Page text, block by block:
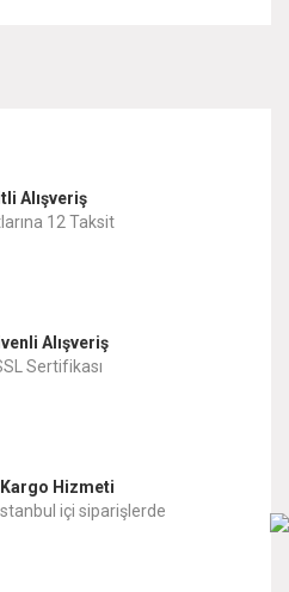
veya görüntülenemiyor.
daha pahalı.
Alışveriş
12 Taksit
Alışveriş
Sertifikası
Hizmeti
içi siparişlerde